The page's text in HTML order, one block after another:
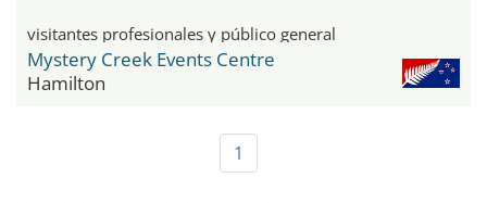
visitantes profesionales y público general
Mystery Creek Events Centre
Hamilton
1